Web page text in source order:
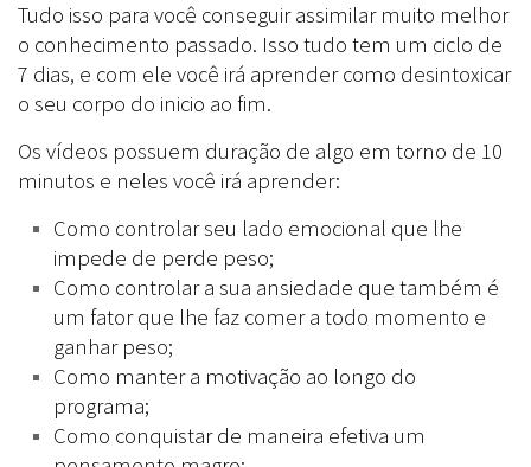
Tudo isso para você conseguir assimilar muito melhor
o conhecimento passado. Isso tudo tem um ciclo de
7 dias, e com ele você irá aprender como desintoxicar
o seu corpo do inicio ao fim.
Os vídeos possuem duração de algo em torno de 10
minutos e neles você irá aprender:
Como controlar seu lado emocional que lhe
impede de perde peso;
Como controlar a sua ansiedade que também é
um fator que lhe faz comer a todo momento e
ganhar peso;
Como manter a motivação ao longo do
programa;
Como conquistar de maneira efetiva um